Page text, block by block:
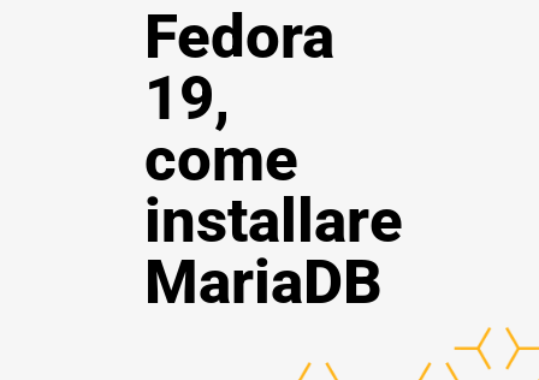
Fedora
19,
come
installare
MariaDB